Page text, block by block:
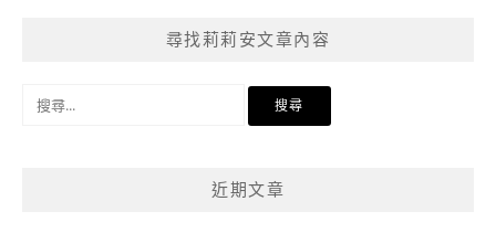
尋找莉莉安文章內容
近期文章